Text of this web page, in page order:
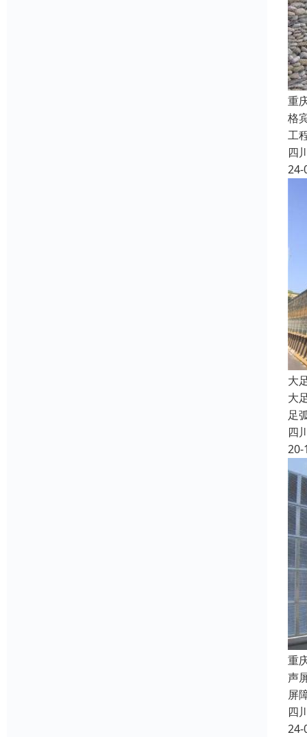
重
格
工
四
24-
大
大
足
四
20-
重
声
屏
四
24-